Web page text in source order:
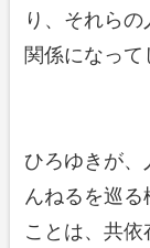
り、それら
関係になって
ひろゆきが、
んねるを巡
ことは、共